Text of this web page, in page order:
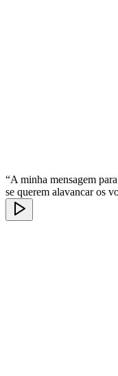
“A minha mensagem
se querem alavancar os